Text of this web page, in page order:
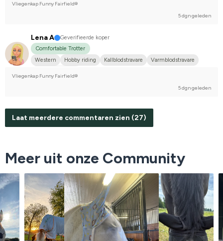
Vliegenkap Funny Fairfield®
5 dgn geleden
Lena A
Geverifieerde koper
Comfortable Trotter
Western
Hobby riding Kallblodstravare
Varmblodstravare
Vliegenkap Funny Fairfield®
5 dgn geleden
Laat meerdere commentaren zien (27)
Meer uit onze Community